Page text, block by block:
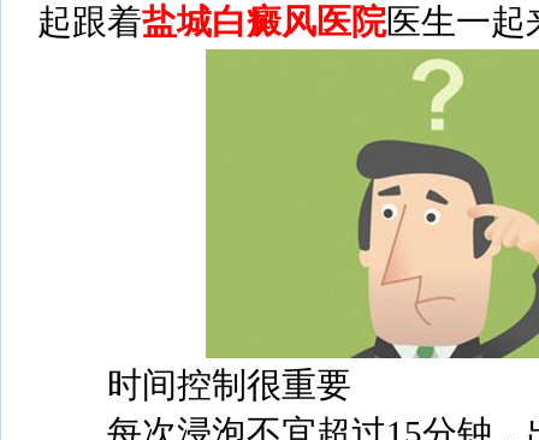
起跟着盐城白癜风医院医生一起
时间控制很重要